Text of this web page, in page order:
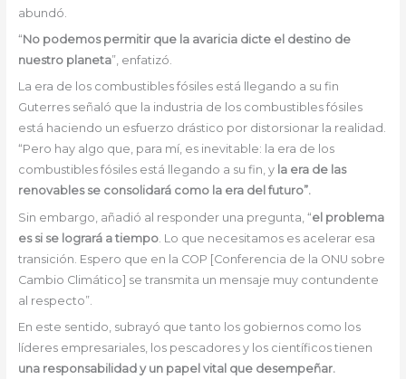
abundó.
“No podemos permitir que la avaricia dicte el destino de
nuestro planeta”, enfatizó.
La era de los combustibles fósiles está llegando a su fin
Guterres señaló que la industria de los combustibles fósiles
está haciendo un esfuerzo drástico por distorsionar la realidad.
“Pero hay algo que, para mí, es inevitable: la era de los
combustibles fósiles está llegando a su fin, y la era de las
renovables se consolidará como la era del futuro”.
Sin embargo, añadió al responder una pregunta, “el problema
es si se logrará a tiempo. Lo que necesitamos es acelerar esa
transición. Espero que en la COP [Conferencia de la ONU sobre
Cambio Climático] se transmita un mensaje muy contundente
al respecto”.
En este sentido, subrayó que tanto los gobiernos como los
líderes empresariales, los pescadores y los científicos tienen
una responsabilidad y un papel vital que desempeñar.